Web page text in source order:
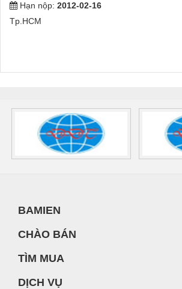
Hạn nộp: 2012-02-16
Tp.HCM
BAMIEN
CHÀO BÁN
TÌM MUA
DỊCH VỤ